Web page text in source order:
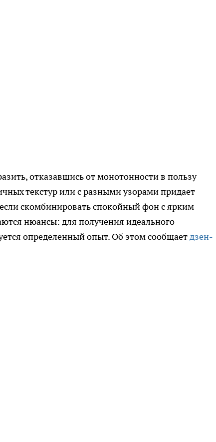
отказавшись от монотонности в пользу
текстур или с разными узорами придает
скомбинировать спокойный фон с ярким
нюансы: для получения идеального
определенный опыт. Об этом сообщаетдзен-